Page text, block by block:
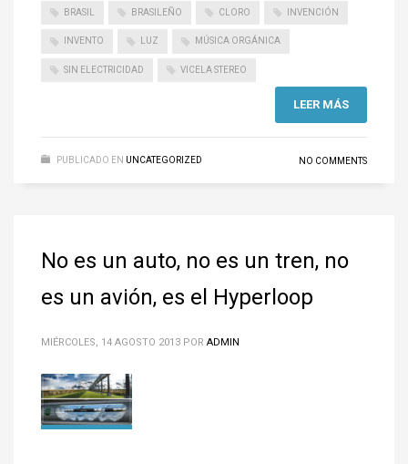
BRASIL BRASILEÑO CLORO INVENCIÓN
INVENTO LUZ MÚSICA ORGÁNICA
SIN ELECTRICIDAD VICELA STEREO
LEER MÁS
PUBLICADO EN UNCATEGORIZED NO COMMENTS
No es un auto, no es un tren, no
es un avión, es el Hyperloop
MIÉRCOLES, 14 AGOSTO 2013 POR ADMIN